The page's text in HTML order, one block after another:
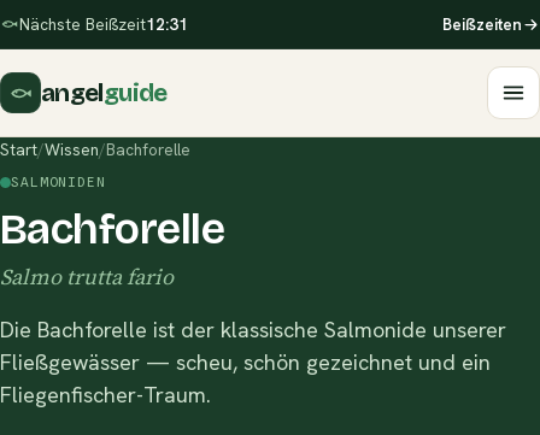
Nächste Beißzeit12:31 Beißzeiten
angelguide
Start/Wissen/Bachforelle
SALMONIDEN
Bachforelle
Salmo trutta fario
Die Bachforelle ist der klassische Salmonide unserer
Fließgewässer — scheu, schön gezeichnet und ein
Fliegenfischer-Traum.